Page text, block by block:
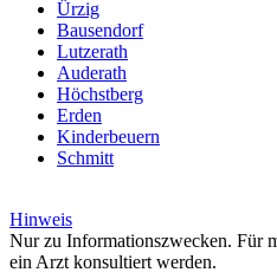
Ürzig
Bausendorf
Lutzerath
Auderath
Höchstberg
Erden
Kinderbeuern
Schmitt
Hinweis
Nur zu Informationszwecken. Für
ein Arzt konsultiert werden.